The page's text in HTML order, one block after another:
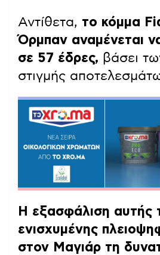
Αντίθετα, το κόμμα
Όρμπαν αναμένεται
σε 57 έδρες, βάσει
στιγμής
Η εξασφάλιση αυτής
ενισχυμένης
στον Μαγιάρ τη